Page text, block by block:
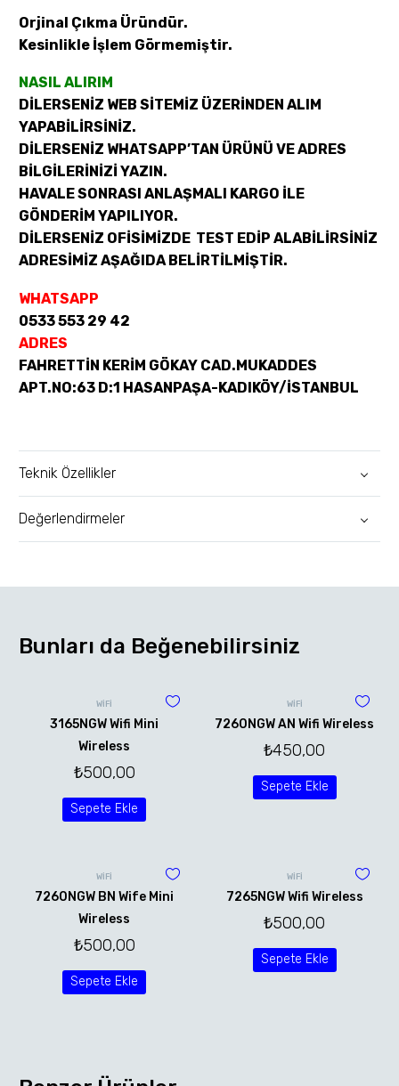
Orjinal Çıkma Üründür.
Kesinlikle İşlem Görmemiştir.
NASIL ALIRIM
DİLERSENİZ WEB SİTEMİZ ÜZERİNDEN ALIM
YAPABİLİRSİNİZ.
DİLERSENİZ WHATSAPP’TAN ÜRÜNÜ VE ADRES
BİLGİLERİNİZİ YAZIN.
HAVALE SONRASI ANLAŞMALI KARGO İLE
GÖNDERİM YAPILIYOR.
DİLERSENİZ OFİSİMİZDE TEST EDİP ALABİLİRSİNİZ
ADRESİMİZ AŞAĞIDA BELİRTİLMİŞTİR.
WHATSAPP
0533 553 29 42
ADRES
FAHRETTİN KERİM GÖKAY CAD.MUKADDES
APT.NO:63 D:1 HASANPAŞA-KADIKÖY/İSTANBUL
Teknik Özellikler
Değerlendirmeler
Bunları da Beğenebilirsiniz
WİFİ
3165NGW Wifi Mini
Wireless
₺500,00
Sepete Ekle
WİFİ
7260NGW AN Wifi Wireless
₺450,00
Sepete Ekle
WİFİ
7260NGW BN Wife Mini
Wireless
₺500,00
Sepete Ekle
WİFİ
7265NGW Wifi Wireless
₺500,00
Sepete Ekle